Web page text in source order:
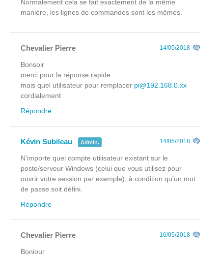
Normalement cela se fait exactement de la même
manière, les lignes de commandes sont les mêmes.
Chevalier Pierre 14/05/2018
Bonsoir
merci pour la réponse rapide
mais quel utilisateur pour remplacer pi@192.168.0.xx
cordialement
Répondre
Kévin Subileau Admin. 14/05/2018
N'importe quel compte utilisateur existant sur le
poste/serveur Windows (celui que vous utilisez pour
ouvrir votre session par exemple), à condition qu'un mot
de passe soit défini.
Répondre
Chevalier Pierre 16/05/2018
Bonjour